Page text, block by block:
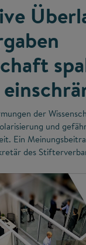
der
und
Ein
des